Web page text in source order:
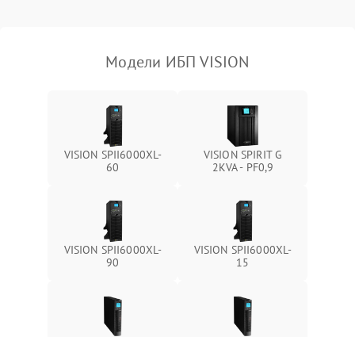
Неисправность системы
Подробнее →
Неисправность системы
1500 ₽ Подробнее →
Повреждение внутренних
Модели ИБП VISION
VISION SPII6000XL-
60
VISION SPIRIT G
2KVA - PF0,9
VISION SPII6000XL-
90
VISION SPII6000XL-
15